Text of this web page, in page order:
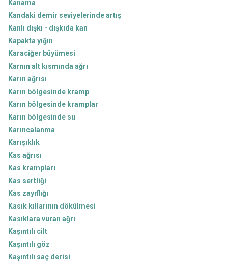
Kanama
Kandaki demir seviyelerinde artış
Kanlı dışkı - dışkıda kan
Kapakta yığın
Karaciğer büyümesi
Karnın alt kısmında ağrı
Karın ağrısı
Karın bölgesinde kramp
Karın bölgesinde kramplar
Karın bölgesinde su
Karıncalanma
Karışıklık
Kas ağrısı
Kas krampları
Kas sertliği
Kas zayıflığı
Kasık kıllarının dökülmesi
Kasıklara vuran ağrı
Kaşıntılı cilt
Kaşıntılı göz
Kaşıntılı saç derisi